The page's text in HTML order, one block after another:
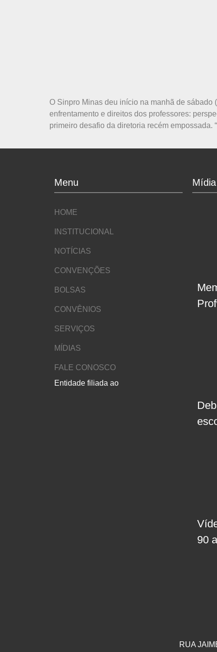
O Sinpro Minas deu início na manhã de sábado
enfrentamento e direitos dos professores:
primeiro desafio da diretoria recém empossada.
Menu
HOME
INSTITUCIONAL
NOTÍCIAS
CONVENÇÕES
BOLSAS
CONVÊNIOS
SERVIÇOS
MÍDIAS
FALE CONOSCO
Entidade filiada ao
Mídia
90
RUA